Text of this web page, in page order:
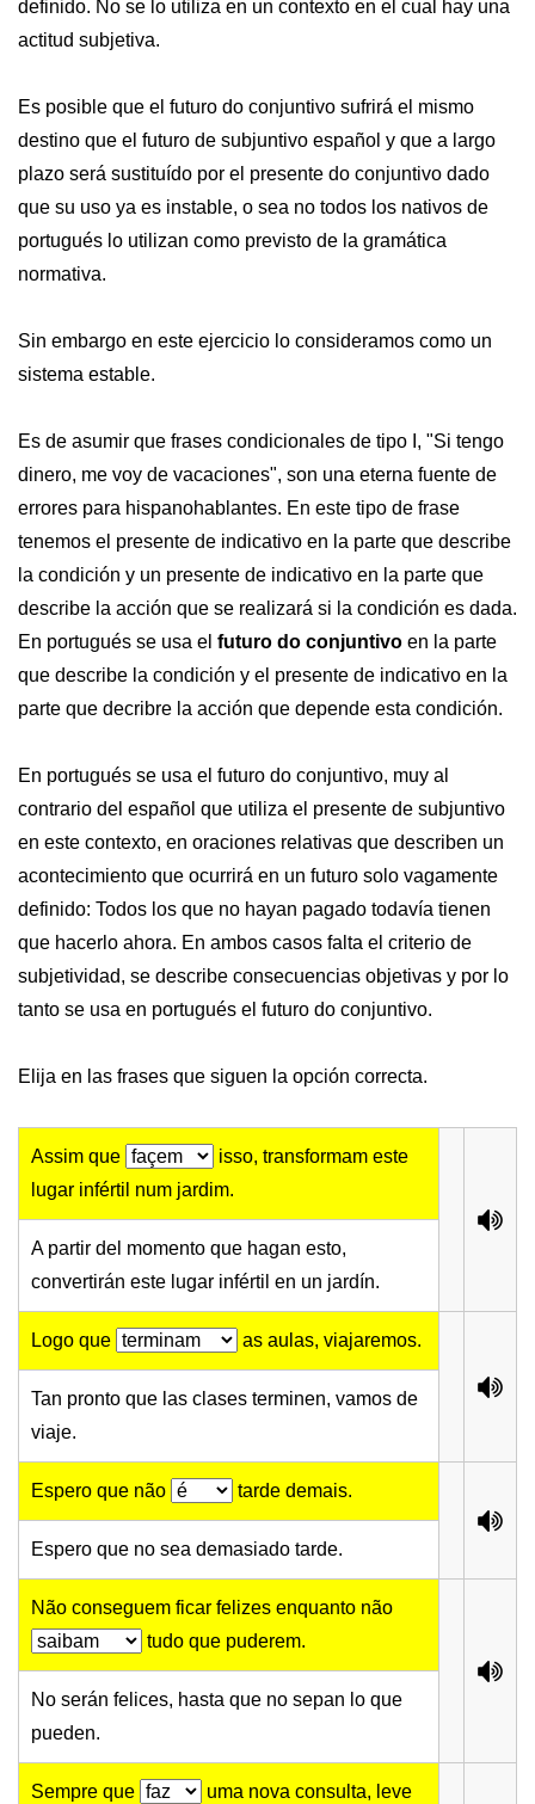
definido. No se lo utiliza en un contexto en el cual hay una
actitud subjetiva.
Es posible que el futuro do conjuntivo sufrirá el mismo
destino que el futuro de subjuntivo español y que a largo
plazo será sustituído por el presente do conjuntivo dado
que su uso ya es instable, o sea no todos los nativos de
portugués lo utilizan como previsto de la gramática
normativa.
Sin embargo en este ejercicio lo consideramos como un
sistema estable.
Es de asumir que frases condicionales de tipo I, "Si tengo
dinero, me voy de vacaciones", son una eterna fuente de
errores para hispanohablantes. En este tipo de frase
tenemos el presente de indicativo en la parte que describe
la condición y un presente de indicativo en la parte que
describe la acción que se realizará si la condición es dada.
En portugués se usa el futuro do conjuntivo en la parte
que describe la condición y el presente de indicativo en la
parte que decribre la acción que depende esta condición.
En portugués se usa el futuro do conjuntivo, muy al
contrario del español que utiliza el presente de subjuntivo
en este contexto, en oraciones relativas que describen un
acontecimiento que ocurrirá en un futuro solo vagamente
definido: Todos los que no hayan pagado todavía tienen
que hacerlo ahora. En ambos casos falta el criterio de
subjetividad, se describe consecuencias objetivas y por lo
tanto se usa en portugués el futuro do conjuntivo.
Elija en las frases que siguen la opción correcta.
Assim que
isso, transformam este
lugar infértil num jardim.
A partir del momento que hagan esto,
convertirán este lugar infértil en un jardín.
Logo que as aulas, viajaremos.
Tan pronto que las clases terminen, vamos de
viaje.
Espero que não tarde demais.
Espero que no sea demasiado tarde.
Não conseguem ficar felizes enquanto não
tudo que puderem.
No serán felices, hasta que no sepan lo que
pueden.
Sempre que
uma nova consulta, leve